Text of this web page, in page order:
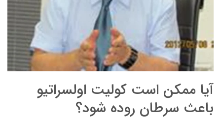
آیا ممکن است کولیت اولسراتیو
باعث سرطان روده شود؟